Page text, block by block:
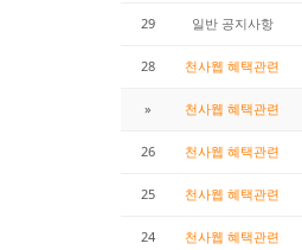
29 일반 공지사항
28 천사웹 혜택관련
» 천사웹 혜택관련
26 천사웹 혜택관련
25 천사웹 혜택관련
24 천사웹 혜택관련